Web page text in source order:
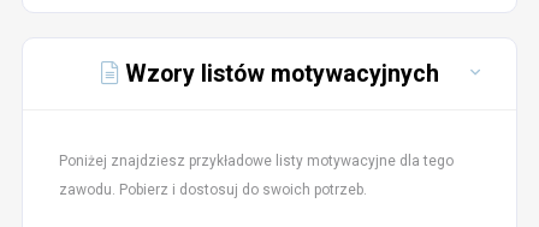
Wzory listów motywacyjnych
Poniżej znajdziesz przykładowe listy motywacyjne dla tego
zawodu. Pobierz i dostosuj do swoich potrzeb.